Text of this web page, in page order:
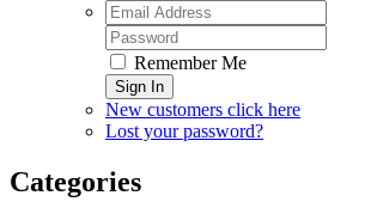
Remember Me
Sign In
New customers click here
Lost your password?
Categories